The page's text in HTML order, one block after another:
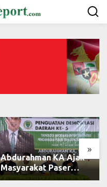
»
Abdurahman KA Ajak
Masyarakat Paser
Cerdas Bermedia di